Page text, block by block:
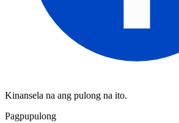
Kinansela na ang pulong na ito.
Pagpupulong